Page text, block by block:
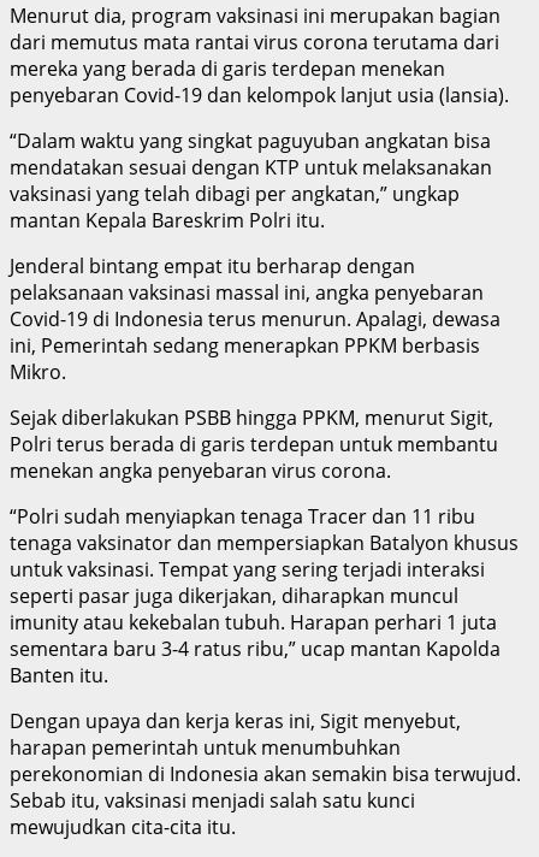
Menurut dia, program vaksinasi ini merupakan bagian
dari memutus mata rantai virus corona terutama dari
mereka yang berada di garis terdepan menekan
penyebaran Covid-19 dan kelompok lanjut usia (lansia).
“Dalam waktu yang singkat paguyuban angkatan bisa
mendatakan sesuai dengan KTP untuk melaksanakan
vaksinasi yang telah dibagi per angkatan,” ungkap
mantan Kepala Bareskrim Polri itu.
Jenderal bintang empat itu berharap dengan
pelaksanaan vaksinasi massal ini, angka penyebaran
Covid-19 di Indonesia terus menurun. Apalagi, dewasa
ini, Pemerintah sedang menerapkan PPKM berbasis
Mikro.
Sejak diberlakukan PSBB hingga PPKM, menurut Sigit,
Polri terus berada di garis terdepan untuk membantu
menekan angka penyebaran virus corona.
“Polri sudah menyiapkan tenaga Tracer dan 11 ribu
tenaga vaksinator dan mempersiapkan Batalyon khusus
untuk vaksinasi. Tempat yang sering terjadi interaksi
seperti pasar juga dikerjakan, diharapkan muncul
imunity atau kekebalan tubuh. Harapan perhari 1 juta
sementara baru 3-4 ratus ribu,” ucap mantan Kapolda
Banten itu.
Dengan upaya dan kerja keras ini, Sigit menyebut,
harapan pemerintah untuk menumbuhkan
perekonomian di Indonesia akan semakin bisa terwujud.
Sebab itu, vaksinasi menjadi salah satu kunci
mewujudkan cita-cita itu.